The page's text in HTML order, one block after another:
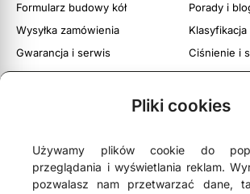
Pliki cookies
Używamy plików cookie do
przeglądania i wyświetlania reklam.
pozwalasz nam przetwarzać dane,
Formularz budowy kół
Wysyłka zamówienia
Gwarancja i serwis
Obsługa zwrotów
Porady i
Klasyfikacja
Ciśnienie i
Regulamin